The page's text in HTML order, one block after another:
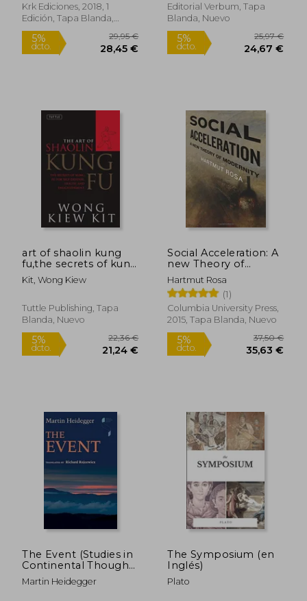
Krk Ediciones, 2018, 1
Edición, Tapa Blanda,
Nuevo
5%
dcto.
Editorial Verbum, Tapa
Blanda, Nuevo
5%
dcto.
art of shaolin kung
fu,the secrets of kung
fu for self-defense
health and
Inglés)
Kit, Wong Kiew
Tuttle Publishing, Tapa
Blanda, Nuevo
Social Acceleration: A
new Theory of
Modernity: 32 (New
Directions in Critical
Theory) (en Inglés)
Hartmut Rosa
(1)
Columbia University Press,
2015, Tapa Blanda, Nuevo
The Event (Studies in
Continental Thought)
(en Inglés)
Martin Heidegger
The Symposium (en
Inglés)
Plato